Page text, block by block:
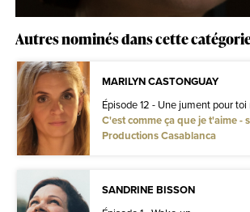
Autres nominés dans cette
MARILYN CASTONGUAY
Épisode 12 - Une jument pour
C'est comme ça que je t'aime -
Productions Casablanca
SANDRINE BISSON